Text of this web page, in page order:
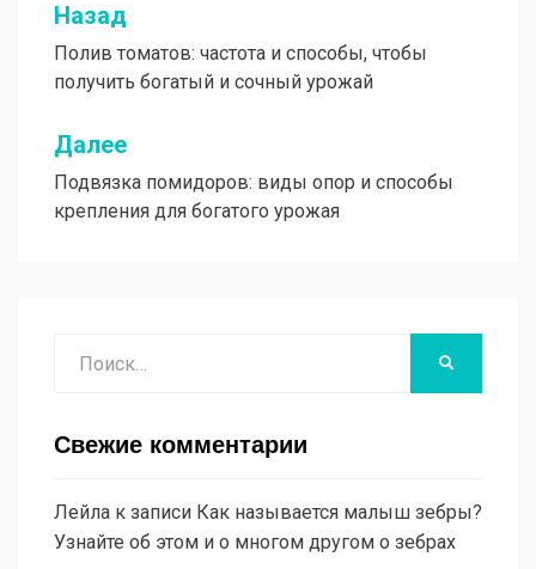
Навигация
по
записям
Назад
Полив томатов: частота и способы, чтобы
получить богатый и сочный урожай
Далее
Подвязка помидоров: виды опор и способы
крепления для богатого урожая
Свежие комментарии
Лейла к записи Как называется малыш зебры?
Узнайте об этом и о многом другом о зебрах